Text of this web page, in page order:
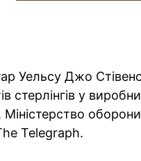
Уельсу Джо Стівенс
стерлінгів у
Міністерство
Telegraph.